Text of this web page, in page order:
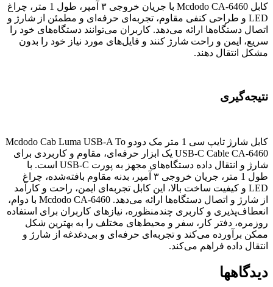
کابل Mcdodo CA-6460 با جریان خروجی ۳ آمپر، طول 1 متر، چراغ
LED و طراحی کنفی مقاوم، تجربه‌ای حرفه‌ای و مطمئن از شارژ و
اتصال دستگاه‌ها ارائه می‌دهد. کاربران می‌توانند دستگاه‌های خود را
سریع، ایمن و راحت شارژ کنند و فایل‌های مورد نیاز خود را بدون
مشکل انتقال دهند.
نتیجه‌گیری
کابل شارژ تایپ سی 1 متر مک دودو Mcdodo Cab Luma USB-A To
USB-C Cable CA-6460 یک ابزار حرفه‌ای، مقاوم و کاربردی برای
شارژ و انتقال داده دستگاه‌های مجهز به پورت USB-C است. با
طول 1 متر، جریان خروجی ۳ آمپر، بدنه مقاوم بافته‌شده، چراغ
LED و کیفیت ساخت بالا، این کابل تجربه‌ای ایمن، راحت و کارآمد
از شارژ و اتصال دستگاه‌ها ارائه می‌دهد. Mcdodo CA-6460 با دوام،
انعطاف‌پذیری و کاربری چندمنظوره، نیازهای کاربران برای استفاده
روزمره، دفتر کار، سفر و محیط‌های مختلف را به بهترین شکل
ممکن برآورده می‌کند و تجربه‌ای حرفه‌ای و بی‌دغدغه از شارژ و
انتقال داده فراهم می‌کند.
دیدگاهها